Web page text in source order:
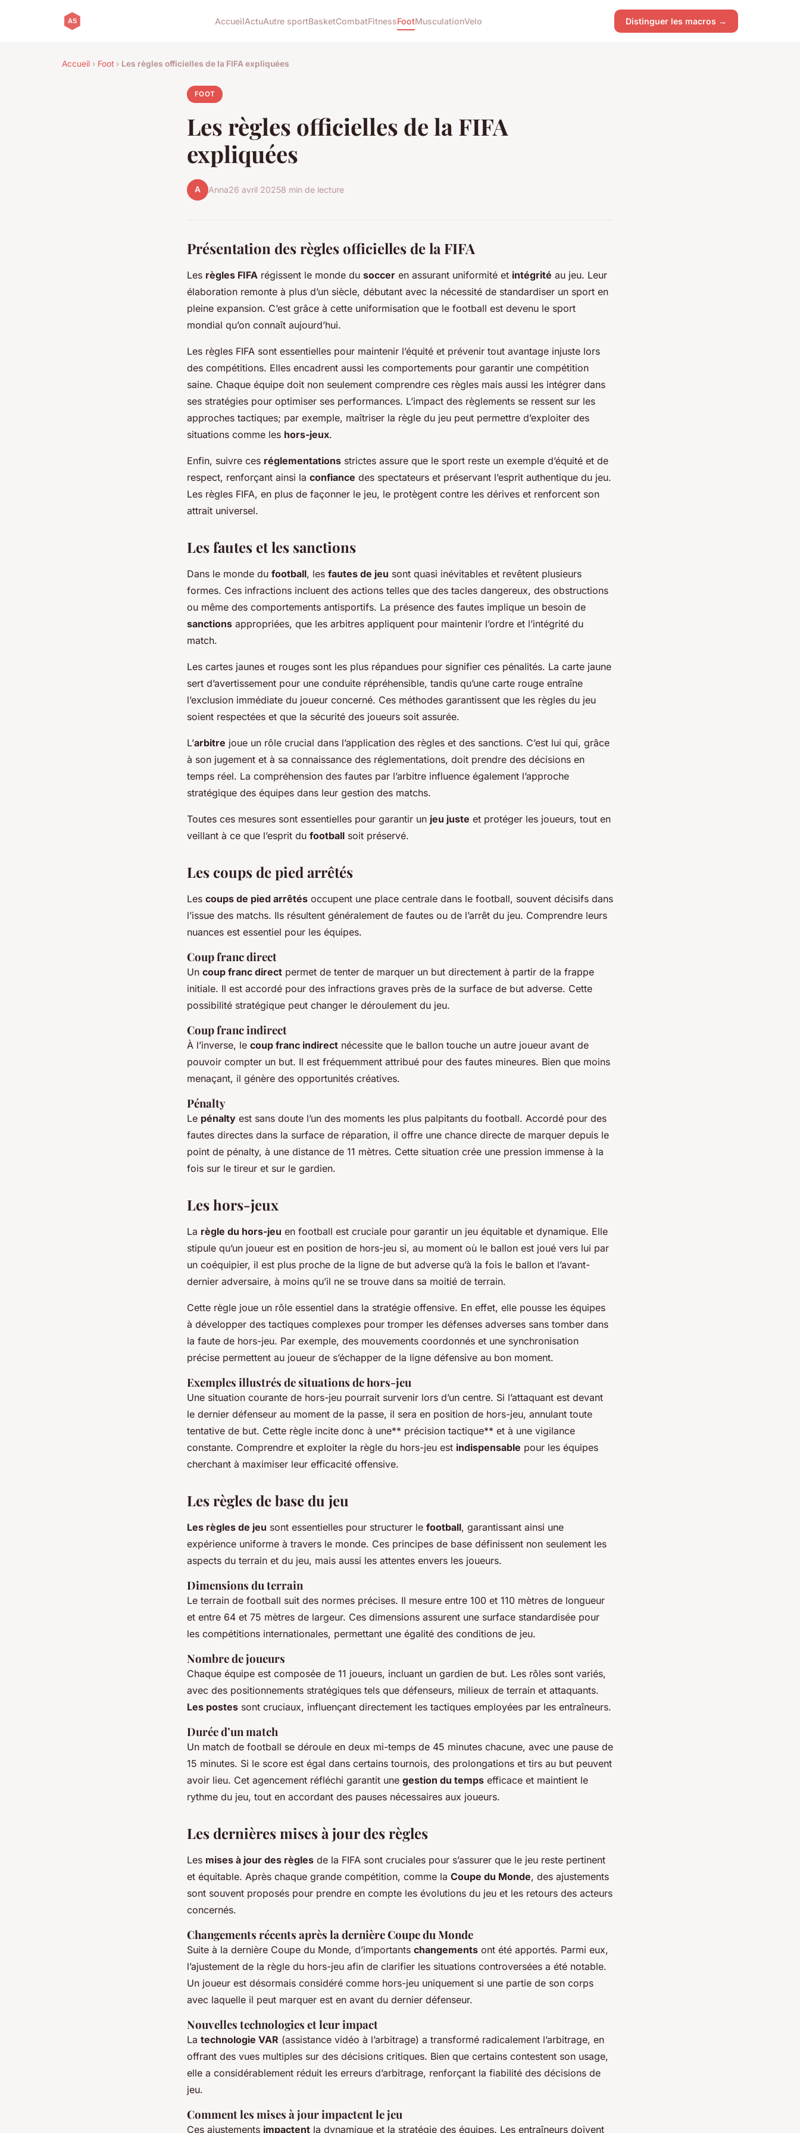
AccueilActuAutre sportBasketCombatFitnessFootMusculationVelo Distinguer les macros →
Accueil › Foot › Les règles officielles de la FIFA expliquées
FOOT
Les règles officielles de la FIFA
expliquées
A Anna26 avril 20258 min de lecture
Présentation des règles officielles de la FIFA
Les règles FIFA régissent le monde du soccer en assurant uniformité et intégrité au jeu. Leur
élaboration remonte à plus d’un siècle, débutant avec la nécessité de standardiser un sport en
pleine expansion. C’est grâce à cette uniformisation que le football est devenu le sport
mondial qu’on connaît aujourd’hui.
Les règles FIFA sont essentielles pour maintenir l’équité et prévenir tout avantage injuste lors
des compétitions. Elles encadrent aussi les comportements pour garantir une compétition
saine. Chaque équipe doit non seulement comprendre ces règles mais aussi les intégrer dans
ses stratégies pour optimiser ses performances. L’impact des règlements se ressent sur les
approches tactiques; par exemple, maîtriser la règle du jeu peut permettre d’exploiter des
situations comme les hors-jeux.
Enfin, suivre ces réglementations strictes assure que le sport reste un exemple d’équité et de
respect, renforçant ainsi la confiance des spectateurs et préservant l’esprit authentique du jeu.
Les règles FIFA, en plus de façonner le jeu, le protègent contre les dérives et renforcent son
attrait universel.
Les fautes et les sanctions
Dans le monde du football, les fautes de jeu sont quasi inévitables et revêtent plusieurs
formes. Ces infractions incluent des actions telles que des tacles dangereux, des obstructions
ou même des comportements antisportifs. La présence des fautes implique un besoin de
sanctions appropriées, que les arbitres appliquent pour maintenir l’ordre et l’intégrité du
match.
Les cartes jaunes et rouges sont les plus répandues pour signifier ces pénalités. La carte jaune
sert d’avertissement pour une conduite répréhensible, tandis qu’une carte rouge entraîne
l’exclusion immédiate du joueur concerné. Ces méthodes garantissent que les règles du jeu
soient respectées et que la sécurité des joueurs soit assurée.
L’arbitre joue un rôle crucial dans l’application des règles et des sanctions. C’est lui qui, grâce
à son jugement et à sa connaissance des réglementations, doit prendre des décisions en
temps réel. La compréhension des fautes par l’arbitre influence également l’approche
stratégique des équipes dans leur gestion des matchs.
Toutes ces mesures sont essentielles pour garantir un jeu juste et protéger les joueurs, tout en
veillant à ce que l’esprit du football soit préservé.
Les coups de pied arrêtés
Les coups de pied arrêtés occupent une place centrale dans le football, souvent décisifs dans
l’issue des matchs. Ils résultent généralement de fautes ou de l’arrêt du jeu. Comprendre leurs
nuances est essentiel pour les équipes.
Coup franc direct
Un coup franc direct permet de tenter de marquer un but directement à partir de la frappe
initiale. Il est accordé pour des infractions graves près de la surface de but adverse. Cette
possibilité stratégique peut changer le déroulement du jeu.
Coup franc indirect
À l’inverse, le coup franc indirect nécessite que le ballon touche un autre joueur avant de
pouvoir compter un but. Il est fréquemment attribué pour des fautes mineures. Bien que moins
menaçant, il génère des opportunités créatives.
Pénalty
Le pénalty est sans doute l’un des moments les plus palpitants du football. Accordé pour des
fautes directes dans la surface de réparation, il offre une chance directe de marquer depuis le
point de pénalty, à une distance de 11 mètres. Cette situation crée une pression immense à la
fois sur le tireur et sur le gardien.
Les hors-jeux
La règle du hors-jeu en football est cruciale pour garantir un jeu équitable et dynamique. Elle
stipule qu’un joueur est en position de hors-jeu si, au moment où le ballon est joué vers lui par
un coéquipier, il est plus proche de la ligne de but adverse qu’à la fois le ballon et l’avant-
dernier adversaire, à moins qu’il ne se trouve dans sa moitié de terrain.
Cette règle joue un rôle essentiel dans la stratégie offensive. En effet, elle pousse les équipes
à développer des tactiques complexes pour tromper les défenses adverses sans tomber dans
la faute de hors-jeu. Par exemple, des mouvements coordonnés et une synchronisation
précise permettent au joueur de s’échapper de la ligne défensive au bon moment.
Exemples illustrés de situations de hors-jeu
Une situation courante de hors-jeu pourrait survenir lors d’un centre. Si l’attaquant est devant
le dernier défenseur au moment de la passe, il sera en position de hors-jeu, annulant toute
tentative de but. Cette règle incite donc à une** précision tactique** et à une vigilance
constante. Comprendre et exploiter la règle du hors-jeu est indispensable pour les équipes
cherchant à maximiser leur efficacité offensive.
Les règles de base du jeu
Les règles de jeu sont essentielles pour structurer le football, garantissant ainsi une
expérience uniforme à travers le monde. Ces principes de base définissent non seulement les
aspects du terrain et du jeu, mais aussi les attentes envers les joueurs.
Dimensions du terrain
Le terrain de football suit des normes précises. Il mesure entre 100 et 110 mètres de longueur
et entre 64 et 75 mètres de largeur. Ces dimensions assurent une surface standardisée pour
les compétitions internationales, permettant une égalité des conditions de jeu.
Nombre de joueurs
Chaque équipe est composée de 11 joueurs, incluant un gardien de but. Les rôles sont variés,
avec des positionnements stratégiques tels que défenseurs, milieux de terrain et attaquants.
Les postes sont cruciaux, influençant directement les tactiques employées par les entraîneurs.
Durée d’un match
Un match de football se déroule en deux mi-temps de 45 minutes chacune, avec une pause de
15 minutes. Si le score est égal dans certains tournois, des prolongations et tirs au but peuvent
avoir lieu. Cet agencement réfléchi garantit une gestion du temps efficace et maintient le
rythme du jeu, tout en accordant des pauses nécessaires aux joueurs.
Les dernières mises à jour des règles
Les mises à jour des règles de la FIFA sont cruciales pour s’assurer que le jeu reste pertinent
et équitable. Après chaque grande compétition, comme la Coupe du Monde, des ajustements
sont souvent proposés pour prendre en compte les évolutions du jeu et les retours des acteurs
concernés.
Changements récents après la dernière Coupe du Monde
Suite à la dernière Coupe du Monde, d’importants changements ont été apportés. Parmi eux,
l’ajustement de la règle du hors-jeu afin de clarifier les situations controversées a été notable.
Un joueur est désormais considéré comme hors-jeu uniquement si une partie de son corps
avec laquelle il peut marquer est en avant du dernier défenseur.
Nouvelles technologies et leur impact
La technologie VAR (assistance vidéo à l’arbitrage) a transformé radicalement l’arbitrage, en
offrant des vues multiples sur des décisions critiques. Bien que certains contestent son usage,
elle a considérablement réduit les erreurs d’arbitrage, renforçant la fiabilité des décisions de
jeu.
Comment les mises à jour impactent le jeu
Ces ajustements impactent la dynamique et la stratégie des équipes. Les entraîneurs doivent